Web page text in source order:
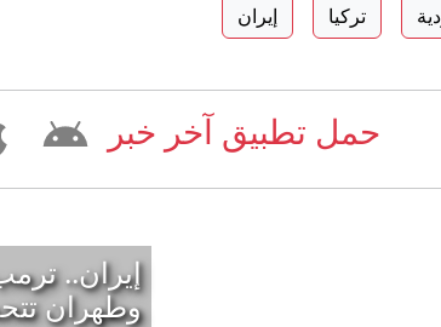
تركيا إيران
حمل تطبيق آخر خبر
إيران..
وطهران